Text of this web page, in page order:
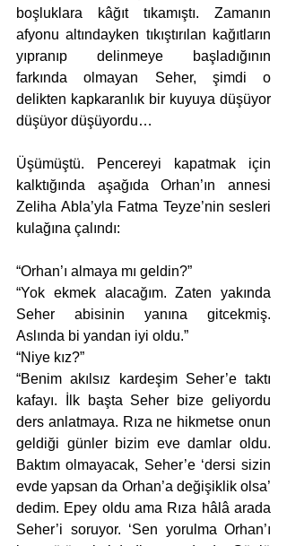
boşluklara kâğıt tıkamıştı. Zamanın
afyonu altındayken tıkıştırılan kağıtların
yıpranıp delinmeye başladığının
farkında olmayan Seher, şimdi o
delikten kapkaranlık bir kuyuya düşüyor
düşüyor düşüyordu…
Üşümüştü. Pencereyi kapatmak için
kalktığında aşağıda Orhan’ın annesi
Zeliha Abla’yla Fatma Teyze’nin sesleri
kulağına çalındı:
“Orhan’ı almaya mı geldin?”
“Yok ekmek alacağım. Zaten yakında
Seher abisinin yanına gitcekmiş.
Aslında bi yandan iyi oldu.”
“Niye kız?”
“Benim akılsız kardeşim Seher’e taktı
kafayı. İlk başta Seher bize geliyordu
ders anlatmaya. Rıza ne hikmetse onun
geldiği günler bizim eve damlar oldu.
Baktım olmayacak, Seher’e ‘dersi sizin
evde yapsan da Orhan’a değişiklik olsa’
dedim. Epey oldu ama Rıza hâlâ arada
Seher’i soruyor. ‘Sen yorulma Orhan’ı